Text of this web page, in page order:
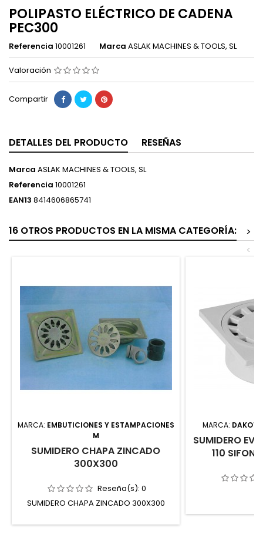
POLIPASTO ELÉCTRICO DE CADENA
PEC300
Referencia 10001261 Marca ASLAK MACHINES & TOOLS, SL
Valoración
Compartir
DETALLES DEL PRODUCTO RESEÑAS
Marca ASLAK MACHINES & TOOLS, SL
Referencia 10001261
EAN13 8414606865741
16 OTROS PRODUCTOS EN LA MISMA CATEGORÍA:
>
<
MARCA: EMBUTICIONES Y ESTAMPACIONES
M
SUMIDERO CHAPA ZINCADO
300X300
Reseña(s): 0
SUMIDERO CHAPA ZINCADO 300X300
MARCA:
SUMIDERO
110 SIFON